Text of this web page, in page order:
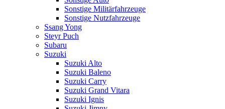
Sonstige Militärfahrzeuge
Sonstige Nutzfahrzeuge
Ssang Yong
Steyr Puch
Subaru
Suzuki
Suzuki Alto
Suzuki Baleno
Suzuki Carry
Suzuki Grand Vitara
Suzuki Ignis